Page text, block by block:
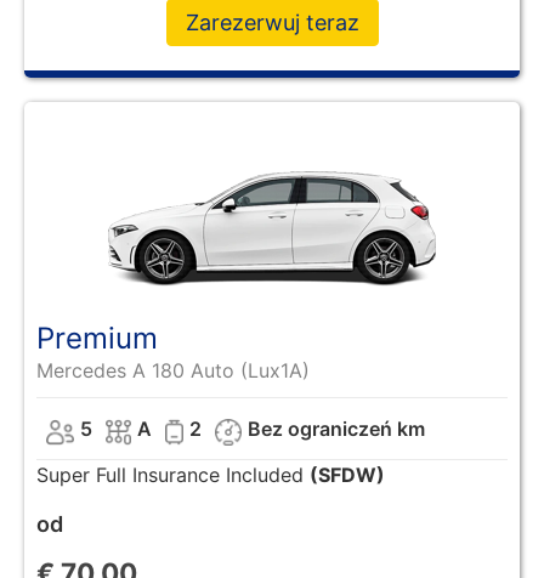
Zarezerwuj teraz
Premium
Mercedes A 180 Auto (Lux1A)
5 A 2
Bez ograniczeń km
Super Full Insurance Included (SFDW)
od